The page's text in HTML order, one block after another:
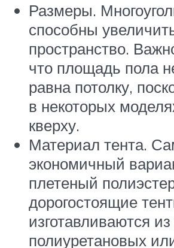
Размеры.
способны
пространство.
что площадь пола
равна потолку,
в некоторых
кверху.
Материал тента.
экономичный
плетеный
дорогостоящие
изготавливаются
полиуретановых